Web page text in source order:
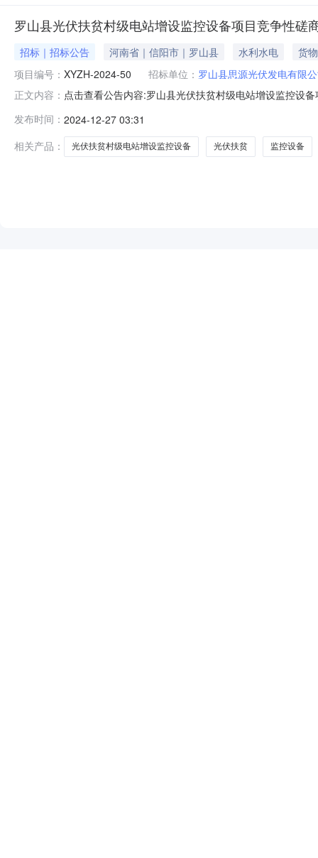
罗山县光伏扶贫村级电站增设监控设备项目竞争性磋
招标｜招标公告 河南省｜信阳市｜罗山县 水利水电
货物
项目编号： XYZH-2024-50 招标单位： 罗山县思源光伏发电有限
正文内容： 点击查看公告内容:罗山县光伏扶贫村级电站增设监控设
思源光伏发电有限公司。本项目已具备招标条件，现招
设备的采购、供货、安装、调
发布时间： 2024-12-27 03:31
相关产品：
光伏扶贫村级电站增设监控设备 光伏扶贫 监控设备